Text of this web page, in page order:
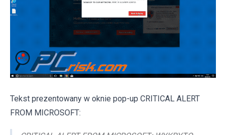
Tekst prezentowany w oknie pop-up CRITICAL ALERT
FROM MICROSOFT: